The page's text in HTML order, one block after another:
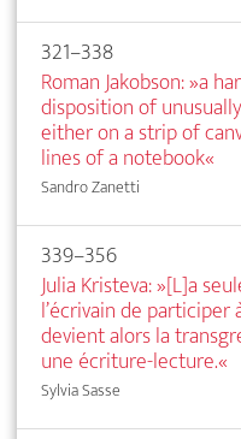
321–338
Roman Jakobson: »a
disposition of
either on a strip of
lines of a notebook«
Sandro Zanetti
339–356
Julia Kristeva: »[L]a
l’écrivain de participer
devient alors la
une écriture-lecture.«
Sylvia Sasse